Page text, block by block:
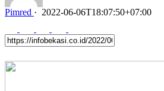
Pimred · 2022-06-06T18:07:50+07:00